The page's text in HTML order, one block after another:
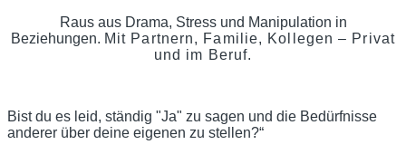
Raus aus Drama, Stress und Manipulation in
Beziehungen. Mit Partnern, Familie, Kollegen – Privat
und im Beruf.
Bist du es leid, ständig "Ja" zu sagen und die Bedürfnisse
anderer über deine eigenen zu stellen?“